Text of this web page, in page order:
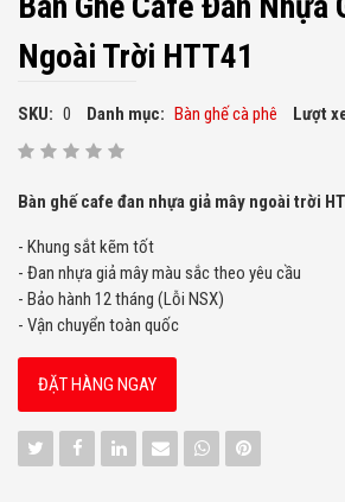
Ngoài Trời HTT41
SKU: 0 Danh mục: Bàn ghế cà phê Lượt
Bàn ghế cafe đan nhựa giả mây ngoài trời
- Khung sắt kẽm tốt
- Đan nhựa giả mây màu sắc theo yêu cầu
- Bảo hành 12 tháng (Lỗi NSX)
- Vận chuyển toàn quốc
ĐẶT HÀNG NGAY